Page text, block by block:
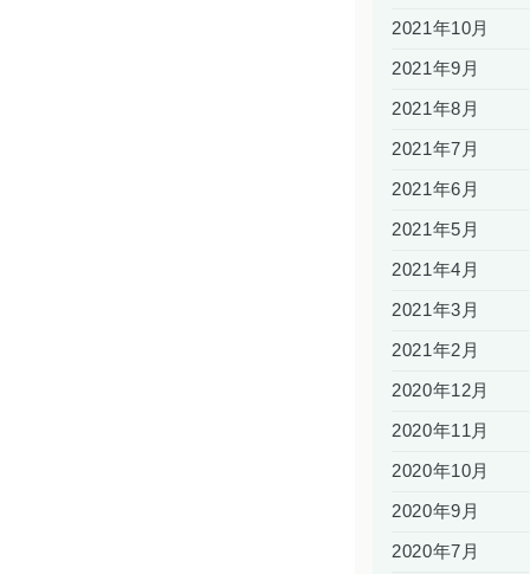
2021年10月
2021年9月
2021年8月
2021年7月
2021年6月
2021年5月
2021年4月
2021年3月
2021年2月
2020年12月
2020年11月
2020年10月
2020年9月
2020年7月